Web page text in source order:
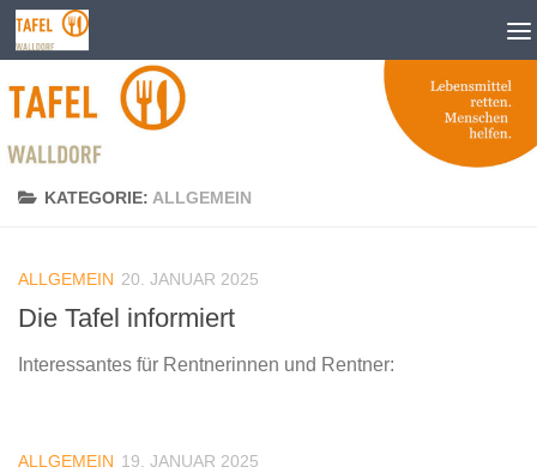
Zum Inhalt springen
KATEGORIE: ALLGEMEIN
ALLGEMEIN 20. JANUAR 2025
Die Tafel informiert
Interessantes für Rentnerinnen und Rentner:
ALLGEMEIN 19. JANUAR 2025